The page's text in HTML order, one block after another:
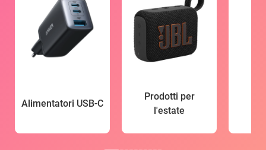
Alimentatori USB-C
Prodotti per
l'estate